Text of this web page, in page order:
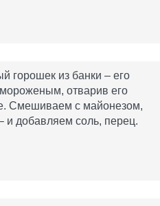
горошек из банки – его
отварив его
Смешиваем с майонезом,
и добавляем соль, перец.